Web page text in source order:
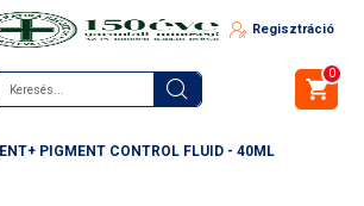
Regisztráció
0
PIGMENT CONTROL FLUID - 40ML